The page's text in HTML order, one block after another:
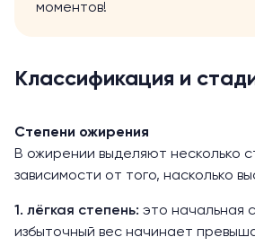
моментов!
Классификация и
Степени ожирения
В ожирении выделяют несколько
зависимости от того, насколько
1. лёгкая степень: это начальная
избыточный вес начинает